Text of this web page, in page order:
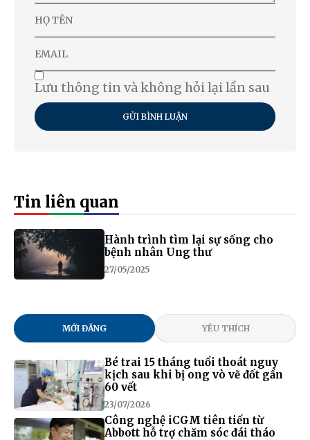
Lưu thông tin và không hỏi lại lần sau
GỬI BÌNH LUẬN
Tin liên quan
Hành trình tìm lại sự sống cho
bệnh nhân Ung thư
27/05/2025
MỚI ĐĂNG YÊU THÍCH
Bé trai 15 tháng tuổi thoát nguy
kịch sau khi bị ong vò vẽ đốt gần
60 vết
23/07/2026
Công nghệ iCGM tiên tiến từ
Abbott hỗ trợ chăm sóc đái tháo